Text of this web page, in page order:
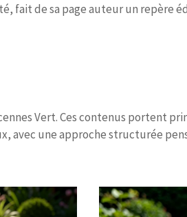
fait de sa page auteur un repère
Vert. Ces contenus portent
avec une approche structurée